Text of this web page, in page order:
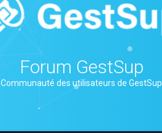
Forum GestSup
Communauté des utilisateurs de GestSup